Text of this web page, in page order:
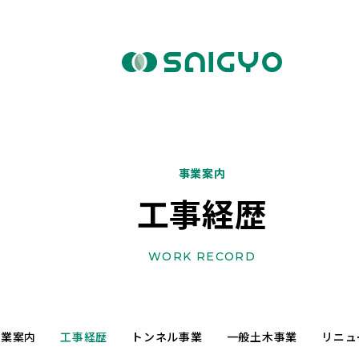
事業案内
工事経歴
WORK RECORD
案内 工事経歴 トンネル事業 一般土木事業 リニ